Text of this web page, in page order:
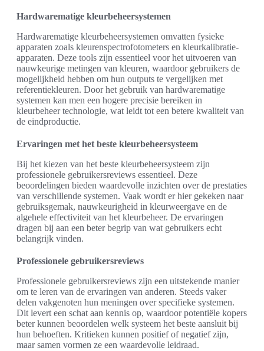
Hardwarematige kleurbeheersystemen
Hardwarematige kleurbeheersystemen omvatten fysieke
apparaten zoals kleurenspectrofotometers en kleurkalibratie-
apparaten. Deze tools zijn essentieel voor het uitvoeren van
nauwkeurige metingen van kleuren, waardoor gebruikers de
mogelijkheid hebben om hun outputs te vergelijken met
referentiekleuren. Door het gebruik van hardwarematige
systemen kan men een hogere precisie bereiken in
kleurbeheer technologie, wat leidt tot een betere kwaliteit van
de eindproductie.
Ervaringen met het beste kleurbeheersysteem
Bij het kiezen van het beste kleurbeheersysteem zijn
professionele gebruikersreviews essentieel. Deze
beoordelingen bieden waardevolle inzichten over de prestaties
van verschillende systemen. Vaak wordt er hier gekeken naar
gebruiksgemak, nauwkeurigheid in kleurweergave en de
algehele effectiviteit van het kleurbeheer. De ervaringen
dragen bij aan een beter begrip van wat gebruikers echt
belangrijk vinden.
Professionele gebruikersreviews
Professionele gebruikersreviews zijn een uitstekende manier
om te leren van de ervaringen van anderen. Steeds vaker
delen vakgenoten hun meningen over specifieke systemen.
Dit levert een schat aan kennis op, waardoor potentiële kopers
beter kunnen beoordelen welk systeem het beste aansluit bij
hun behoeften. Kritieken kunnen positief of negatief zijn,
maar samen vormen ze een waardevolle leidraad.